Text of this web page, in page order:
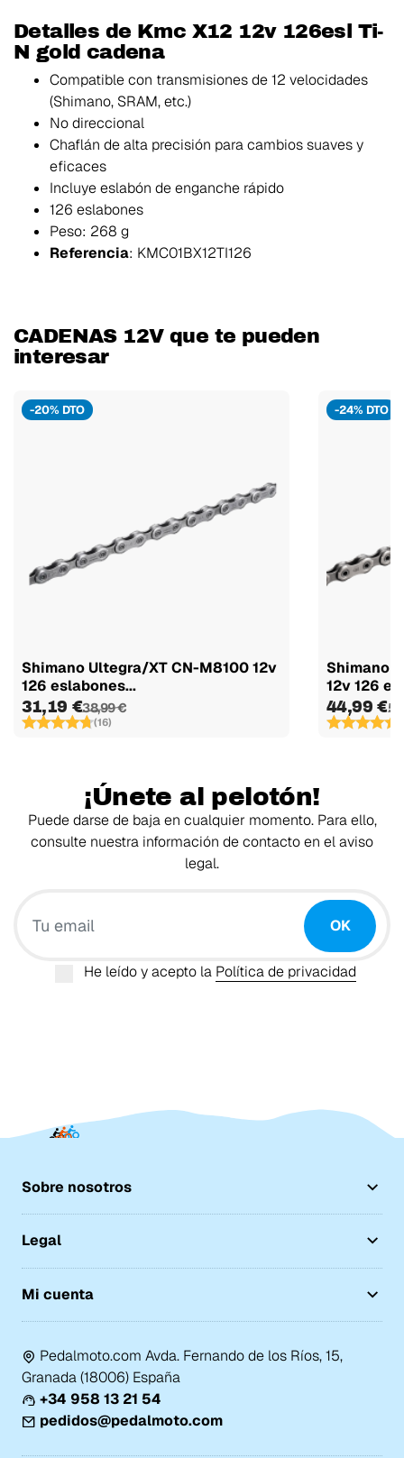
Detalles de Kmc X12 12v 126esl Ti-
N gold cadena
Compatible con transmisiones de 12 velocidades
(Shimano, SRAM, etc.)
No direccional
Chaflán de alta precisión para cambios suaves y
eficaces
Incluye eslabón de enganche rápido
126 eslabones
Peso: 268 g
Referencia: KMC01BX12TI126
CADENAS 12V que te pueden
interesar
-20% DTO
Shimano Ultegra/XT CN-M8100 12v
126 eslabones...
31,19 €38,99 €
(16)
-24% DTO
Shimano
12v 126
44,99 €
¡Únete al pelotón!
Puede darse de baja en cualquier momento. Para ello,
consulte nuestra información de contacto en el aviso
legal.
OK
He leído y acepto la Política de privacidad
Sobre nosotros
Legal
Mi cuenta
Pedalmoto.com Avda. Fernando de los Ríos, 15,
Granada (18006) España
+34 958 13 21 54
pedidos@pedalmoto.com